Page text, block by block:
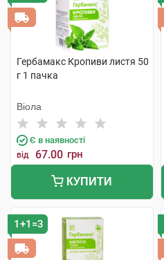
Гербамакс Кропиви листя 50
г 1 пачка
Віола
Є в наявності
від 67.00 грн
КУПИТИ
1+1=3